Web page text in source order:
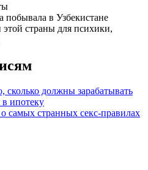
побывала в Узбекистане
этой страны для психики,
сколько должны зарабатывать
ипотеку
самых странных секс-правилах